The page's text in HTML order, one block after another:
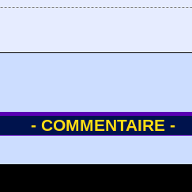
- COMMENTAIRE -